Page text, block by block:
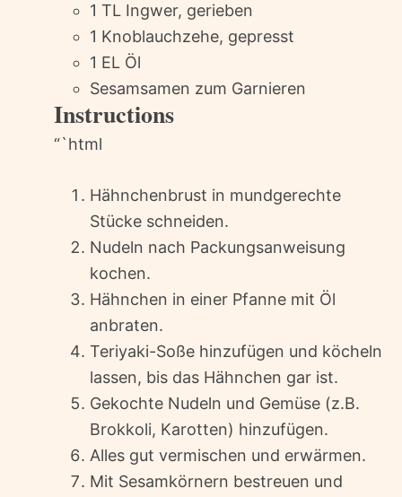
1 TL Ingwer, gerieben
1 Knoblauchzehe, gepresst
1 EL Öl
Sesamsamen zum Garnieren
Instructions
“`html
Hähnchenbrust in mundgerechte
Stücke schneiden.
Nudeln nach Packungsanweisung
kochen.
Hähnchen in einer Pfanne mit Öl
anbraten.
Teriyaki-Soße hinzufügen und köcheln
lassen, bis das Hähnchen gar ist.
Gekochte Nudeln und Gemüse (z.B.
Brokkoli, Karotten) hinzufügen.
Alles gut vermischen und erwärmen.
Mit Sesamkörnern bestreuen und